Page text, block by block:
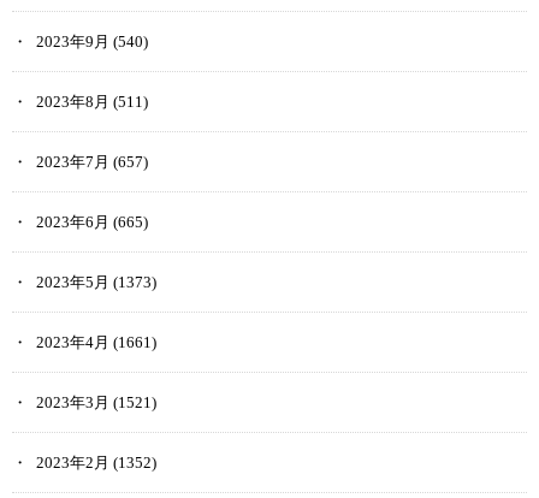
2023年9月 (540)
2023年8月 (511)
2023年7月 (657)
2023年6月 (665)
2023年5月 (1373)
2023年4月 (1661)
2023年3月 (1521)
2023年2月 (1352)